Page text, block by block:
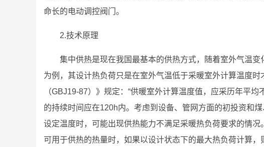
命长的电动调控阀门。
2.技术原理
集中供热是现在我国最基本的供热方式，随着室外气温
为例，其设计热负荷只是在室外气温低于采暖室外计算温度
（GBJ19-87）》规定：“供暖室外计算温度值，应采历年平
的持续时间应在120h内。考虑到设备、管网方面的初投资和
设定温度时，可能出现供热能力不满足采暖热负荷要求的情
可用于供热的热量时，如果以设计状态下的最大热负荷计算